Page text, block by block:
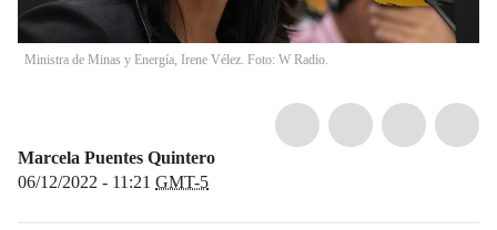
Ministra de Minas y Energía, Irene Vélez. Foto: W Radio.
Marcela Puentes Quintero
06/12/2022 - 11:21 GMT-5